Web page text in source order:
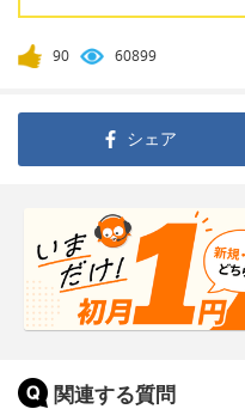
90 60899
シェア
関連する質問